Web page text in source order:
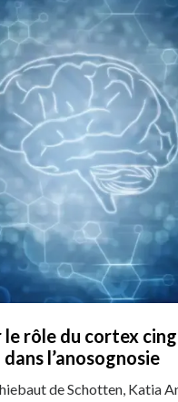
le rôle du cortex
dans l’anosognosie
de Schotten, Katia